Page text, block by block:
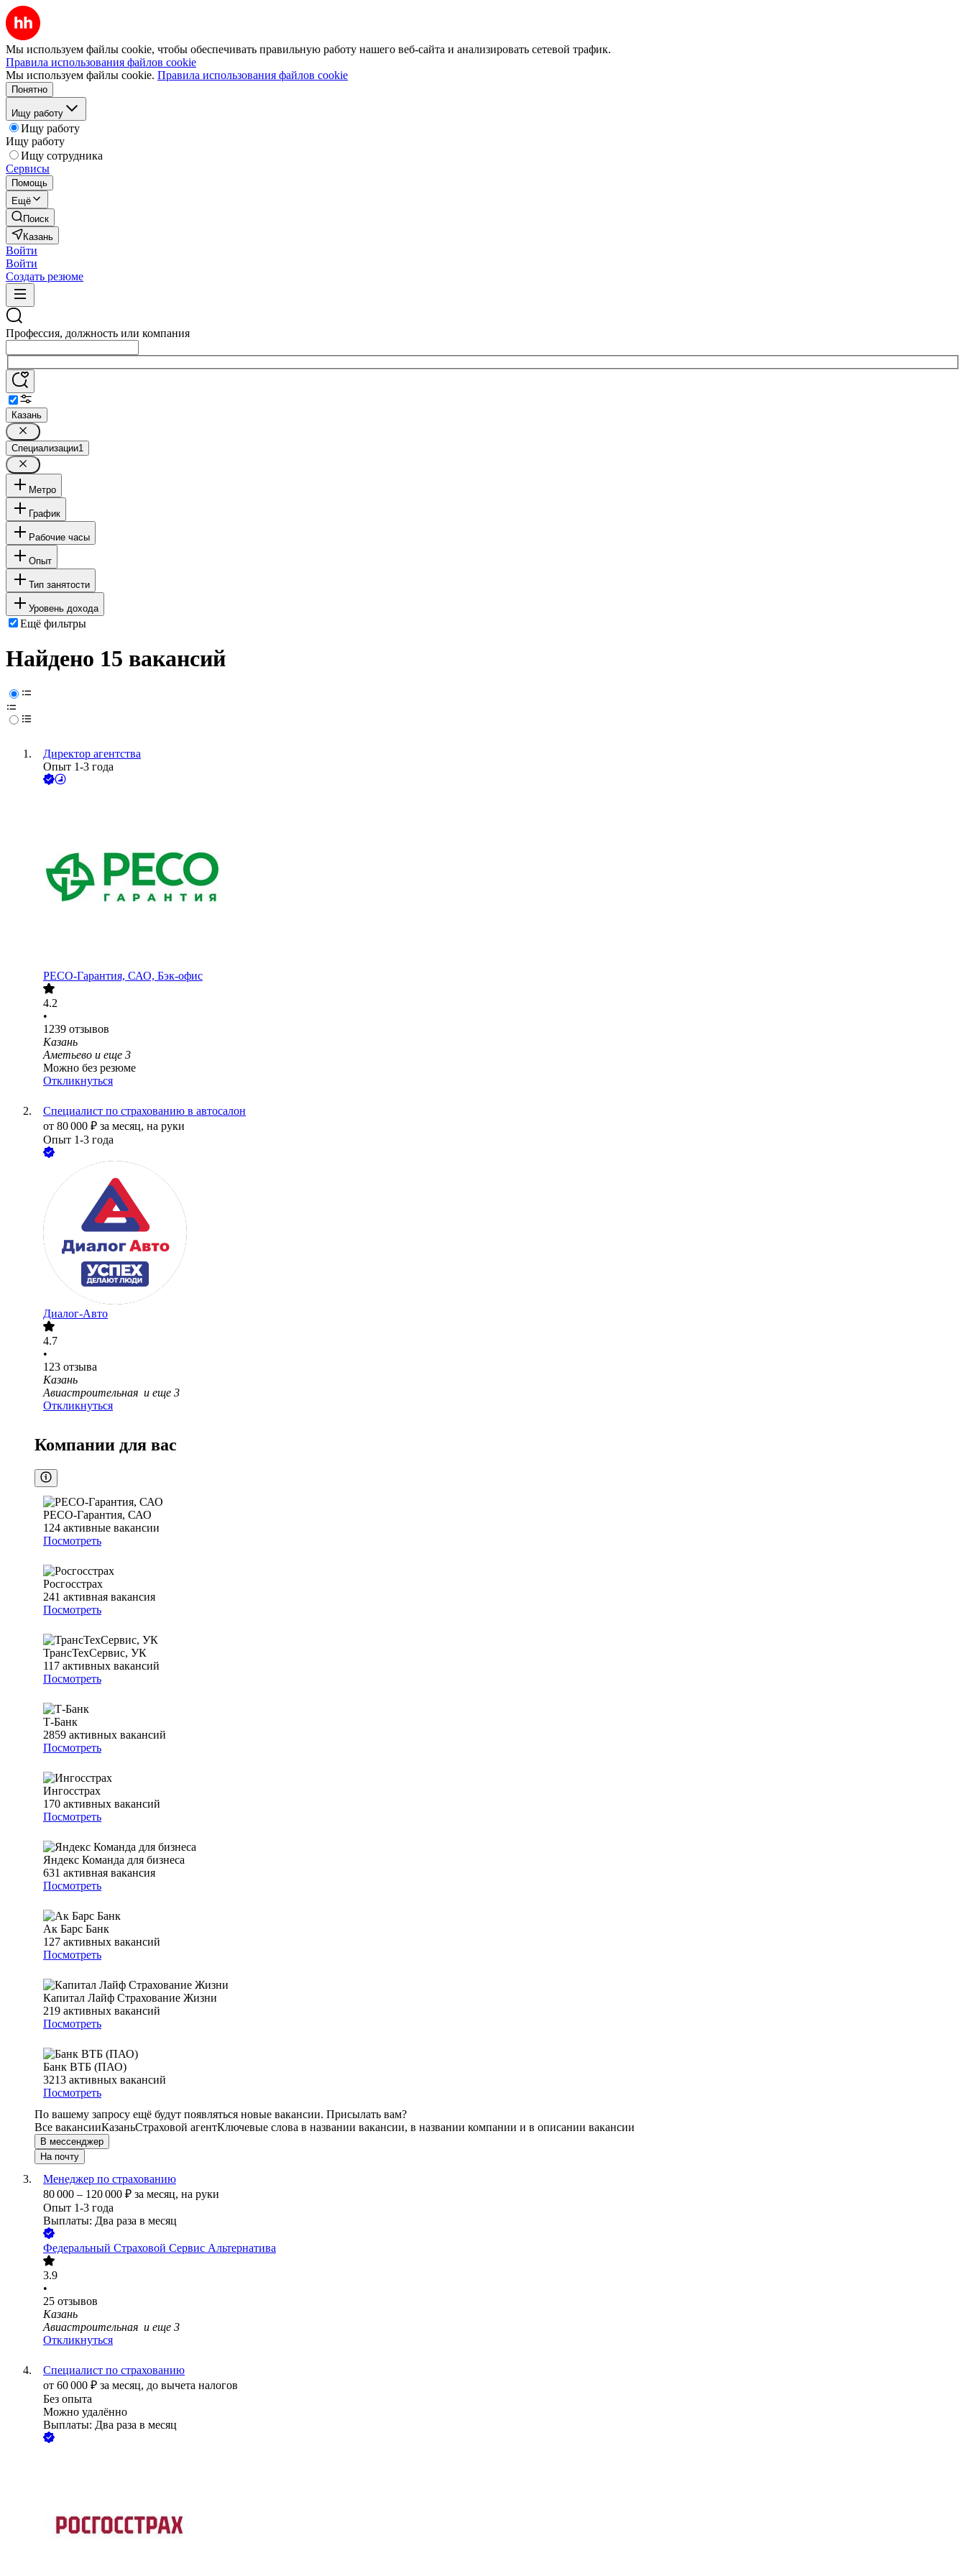
Мы используем файлы cookie, чтобы обеспечивать правильную работу нашего веб-сайта и анализировать сетевой трафик.
Правила использования файлов cookie
Мы используем файлы cookie. Правила использования файлов cookie
Понятно
Ищу работу
Ищу работу
Ищу работу
Ищу сотрудника
Сервисы
Помощь
Ещё
Поиск
Казань
Войти
Войти
Создать резюме
Профессия, должность или компания
Казань
Специализации1
Метро
График
Рабочие часы
Опыт
Тип занятости
Уровень дохода
Ещё фильтры
Найдено 15 вакансий
Директор агентства
Опыт 1-3 года
РЕСО-Гарантия, САО, Бэк-офис
4.2
•
1239 отзывов
Казань
Аметьево и еще 3
Можно без резюме
Откликнуться
Специалист по страхованию в автосалон
от 80 000 ₽ за месяц, на руки
Опыт 1-3 года
Диалог-Авто
4.7
•
123 отзыва
Казань
Авиастроительная и еще 3
Откликнуться
Компании для вас
РЕСО-Гарантия, САО
124 активные вакансии
Посмотреть
Росгосстрах
241 активная вакансия
Посмотреть
ТрансТехСервис, УК
117 активных вакансий
Посмотреть
Т-Банк
2859 активных вакансий
Посмотреть
Ингосстрах
170 активных вакансий
Посмотреть
Яндекс Команда для бизнеса
631 активная вакансия
Посмотреть
Ак Барс Банк
127 активных вакансий
Посмотреть
Капитал Лайф Страхование Жизни
219 активных вакансий
Посмотреть
Банк ВТБ (ПАО)
3213 активных вакансий
Посмотреть
По вашему запросу ещё будут появляться новые вакансии. Присылать вам?
Все вакансииКазаньСтраховой агентКлючевые слова в названии вакансии, в названии компании и в описании вакансии
В мессенджер
На почту
Менеджер по страхованию
80 000 – 120 000 ₽ за месяц, на руки
Опыт 1-3 года
Выплаты: Два раза в месяц
Федеральный Страховой Сервис Альтернатива
3.9
•
25 отзывов
Казань
Авиастроительная и еще 3
Откликнуться
Специалист по страхованию
от 60 000 ₽ за месяц, до вычета налогов
Без опыта
Можно удалённо
Выплаты: Два раза в месяц